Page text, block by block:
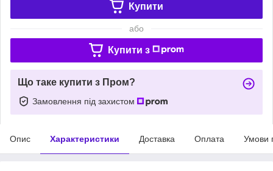
Купити
або
Купити з
Що таке купити з Пром?
Замовлення під захистом
Опис Характеристики Доставка Оплата Умови